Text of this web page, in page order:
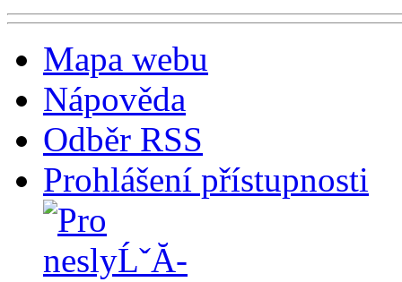
Mapa webu
Nápověda
Odběr RSS
Prohlášení přístupnosti